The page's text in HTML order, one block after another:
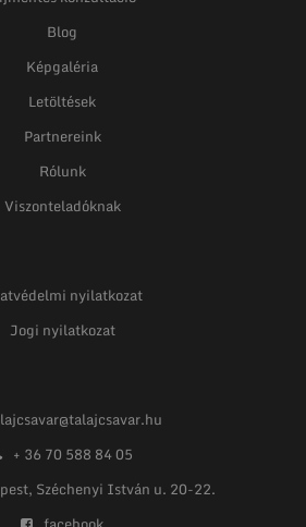
Blog
Képgaléria
Letöltések
Partnereink
Rólunk
Viszonteladóknak
nyilatkozat
Jogi nyilatkozat
+ 36 70 588 84 05
Széchenyi István u. 20-22.